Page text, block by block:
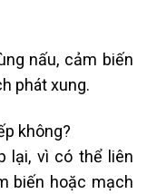
nấu, cảm biến
phát xung.
không?
lại, vì có thể liên
biến hoặc mạch